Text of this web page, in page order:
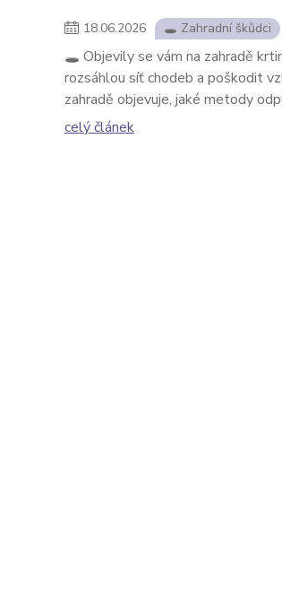
18.06.2026 🕳️ Zahradní škůdci
🕳️ Objevily se vám na zahradě
rozsáhlou síť chodeb a poškodit
zahradě objevuje, jaké metody
celý článek